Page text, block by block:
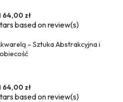
64,00 zł
based onreview(s)
– Sztuka Abstrakcyjna i
64,00 zł
based onreview(s)